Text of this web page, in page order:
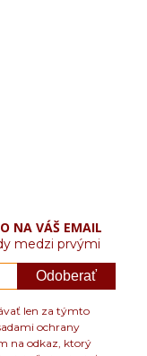
NA VÁŠ EMAIL
medzi prvými
Odoberať
len za týmto
ochrany
na odkaz, ktorý